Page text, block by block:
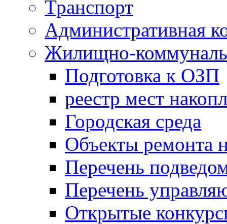
Транспорт
Административная
Жилищно-
Подготовка к ОЗП
реестр мест
Городская среда
Объекты ремонта
Перечень
Перечень
Открытые